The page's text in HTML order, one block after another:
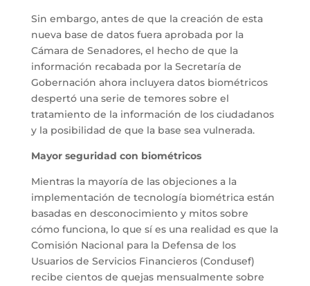
Sin embargo, antes de que la creación de esta
nueva base de datos fuera aprobada por la
Cámara de Senadores, el hecho de que la
información recabada por la Secretaría de
Gobernación ahora incluyera datos biométricos
despertó una serie de temores sobre el
tratamiento de la información de los ciudadanos
y la posibilidad de que la base sea vulnerada.
Mayor seguridad con biométricos
Mientras la mayoría de las objeciones a la
implementación de tecnología biométrica están
basadas en desconocimiento y mitos sobre
cómo funciona, lo que sí es una realidad es que la
Comisión Nacional para la Defensa de los
Usuarios de Servicios Financieros (Condusef)
recibe cientos de quejas mensualmente sobre